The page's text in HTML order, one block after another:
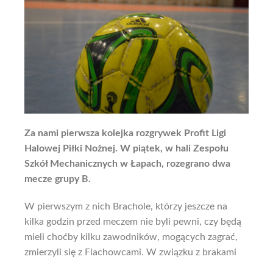
Za nami pierwsza kolejka rozgrywek Profit Ligi
Halowej Piłki Nożnej. W piątek, w hali Zespołu
Szkół Mechanicznych w Łapach, rozegrano dwa
mecze grupy B.
W pierwszym z nich Brachole, którzy jeszcze na
kilka godzin przed meczem nie byli pewni, czy będą
mieli choćby kilku zawodników, mogących zagrać,
zmierzyli się z Flachowcami. W związku z brakami